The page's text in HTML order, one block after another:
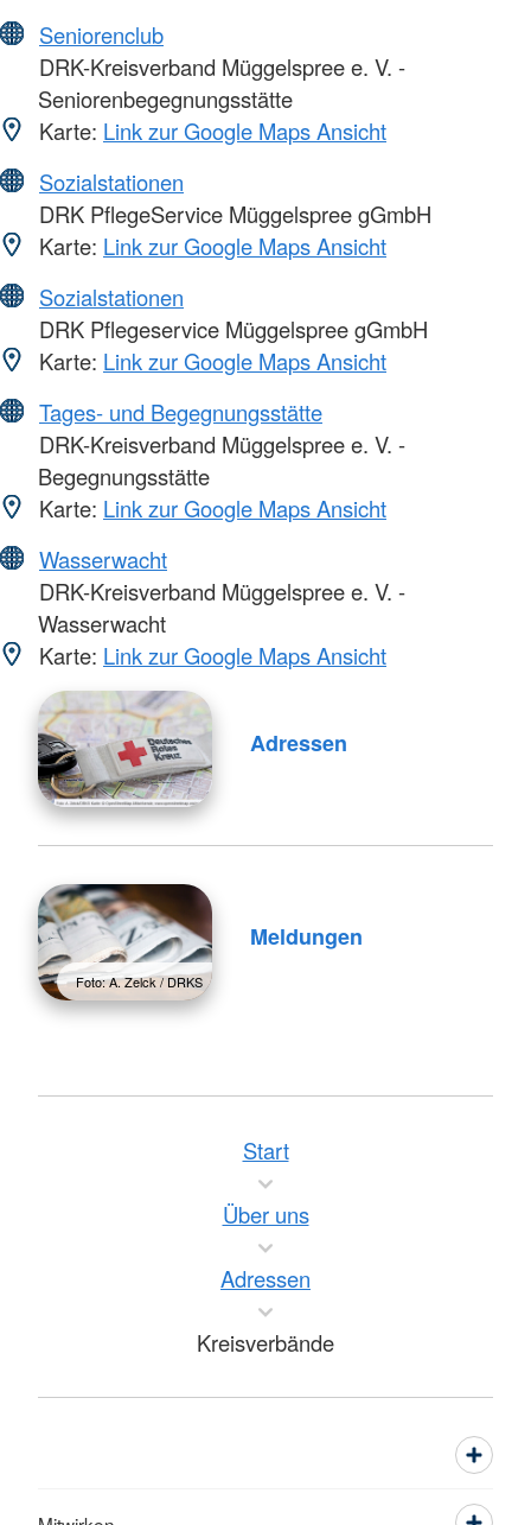
Seniorenclub
DRK-Kreisverband Müggelspree e. V. -
Seniorenbegegnungsstätte
Karte: Link zur Google Maps Ansicht
Sozialstationen
DRK PflegeService Müggelspree gGmbH
Karte: Link zur Google Maps Ansicht
Sozialstationen
DRK Pflegeservice Müggelspree gGmbH
Karte: Link zur Google Maps Ansicht
Tages- und Begegnungsstätte
DRK-Kreisverband Müggelspree e. V. -
Begegnungsstätte
Karte: Link zur Google Maps Ansicht
Wasserwacht
DRK-Kreisverband Müggelspree e. V. -
Wasserwacht
Karte: Link zur Google Maps Ansicht
Adressen
Foto: A. Zelck / DRKS
Meldungen
Start
Über uns
Adressen
Kreisverbände